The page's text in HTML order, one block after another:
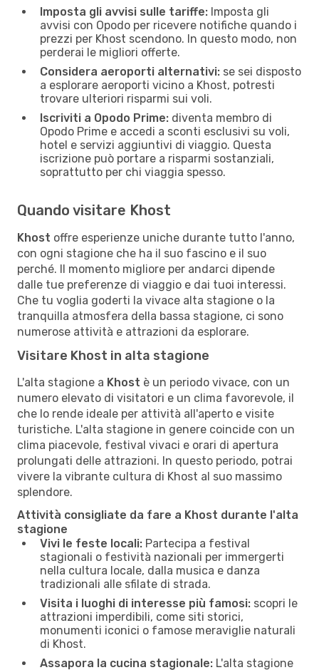
Imposta gli avvisi sulle tariffe: Imposta gli
avvisi con Opodo per ricevere notifiche quando i
prezzi per Khost scendono. In questo modo, non
perderai le migliori offerte.
Considera aeroporti alternativi: se sei disposto
a esplorare aeroporti vicino a Khost, potresti
trovare ulteriori risparmi sui voli.
Iscriviti a Opodo Prime: diventa membro di
Opodo Prime e accedi a sconti esclusivi su voli,
hotel e servizi aggiuntivi di viaggio. Questa
iscrizione può portare a risparmi sostanziali,
soprattutto per chi viaggia spesso.
Quando visitare Khost
Khost offre esperienze uniche durante tutto l'anno,
con ogni stagione che ha il suo fascino e il suo
perché. Il momento migliore per andarci dipende
dalle tue preferenze di viaggio e dai tuoi interessi.
Che tu voglia goderti la vivace alta stagione o la
tranquilla atmosfera della bassa stagione, ci sono
numerose attività e attrazioni da esplorare.
Visitare Khost in alta stagione
L'alta stagione a Khost è un periodo vivace, con un
numero elevato di visitatori e un clima favorevole, il
che lo rende ideale per attività all'aperto e visite
turistiche. L'alta stagione in genere coincide con un
clima piacevole, festival vivaci e orari di apertura
prolungati delle attrazioni. In questo periodo, potrai
vivere la vibrante cultura di Khost al suo massimo
splendore.
Attività consigliate da fare a Khost durante l'alta
stagione
Vivi le feste locali: Partecipa a festival
stagionali o festività nazionali per immergerti
nella cultura locale, dalla musica e danza
tradizionali alle sfilate di strada.
Visita i luoghi di interesse più famosi: scopri le
attrazioni imperdibili, come siti storici,
monumenti iconici o famose meraviglie naturali
di Khost.
Assapora la cucina stagionale: L'alta stagione